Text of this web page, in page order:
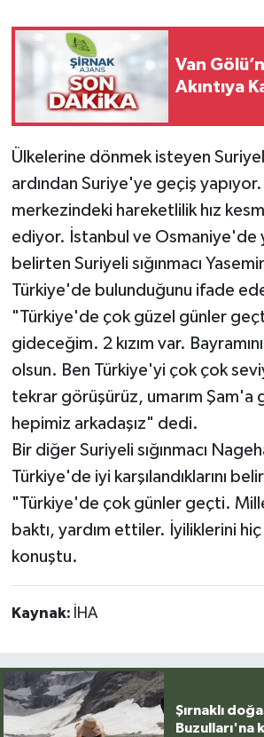
Van
Akıntıya
Ülkelerine dönmek isteyen
ardından Suriye'ye geçiş
merkezindeki hareketlilik hız
ediyor. İstanbul ve Osmaniye'de
belirten Suriyeli sığınmacı
Türkiye'de bulunduğunu ifade
"Türkiye'de çok güzel günler
gideceğim. 2 kızım var.
olsun. Ben Türkiye'yi çok çok
tekrar görüşürüz, umarım Şam'a
hepimiz arkadaşız" dedi.
Bir diğer Suriyeli sığınmacı
Türkiye'de iyi karşılandıklarını
"Türkiye'de çok günler geçti.
baktı, yardım ettiler. İyiliklerini
konuştu.
Kaynak: İHA
Şırnaklı
Buzulları'na